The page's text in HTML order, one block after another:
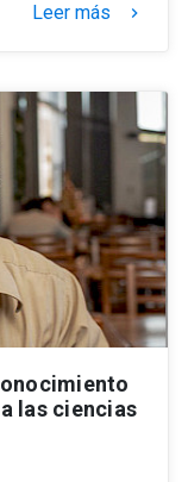
Leer más keyboard_arrow_right
las ciencias